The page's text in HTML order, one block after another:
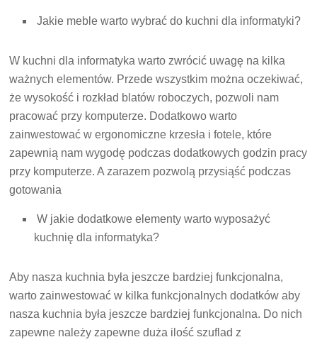
Jakie meble warto wybrać do kuchni dla informatyki?
W kuchni dla informatyka warto zwrócić uwagę na kilka
ważnych elementów. Przede wszystkim można oczekiwać,
że wysokość i rozkład blatów roboczych, pozwoli nam
pracować przy komputerze. Dodatkowo warto
zainwestować w ergonomiczne krzesła i fotele, które
zapewnią nam wygodę podczas dodatkowych godzin pracy
przy komputerze. A zarazem pozwolą przysiąść podczas
gotowania
W jakie dodatkowe elementy warto wyposażyć
kuchnię dla informatyka?
Aby nasza kuchnia była jeszcze bardziej funkcjonalna,
warto zainwestować w kilka funkcjonalnych dodatków aby
nasza kuchnia była jeszcze bardziej funkcjonalna. Do nich
zapewne należy zapewne duża ilość szuflad z